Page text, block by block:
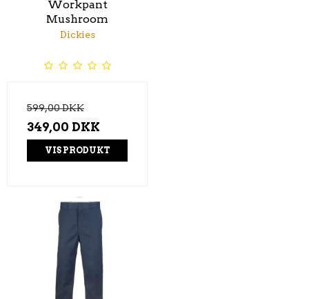
Workpant
Mushroom
Dickies
599,00 DKK
349,00 DKK
VIS PRODUKT